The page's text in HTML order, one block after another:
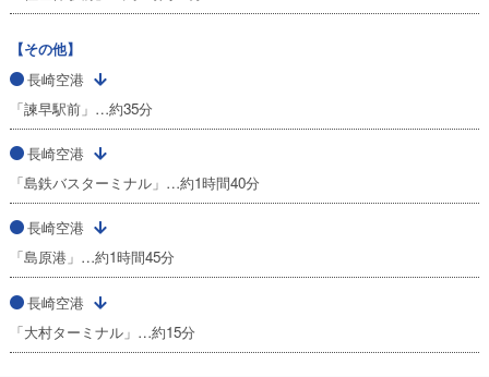
【その他】
長崎空港
「諫早駅前」…約35分
長崎空港
「島鉄バスターミナル」…約1時間40分
長崎空港
「島原港」…約1時間45分
長崎空港
「大村ターミナル」…約15分